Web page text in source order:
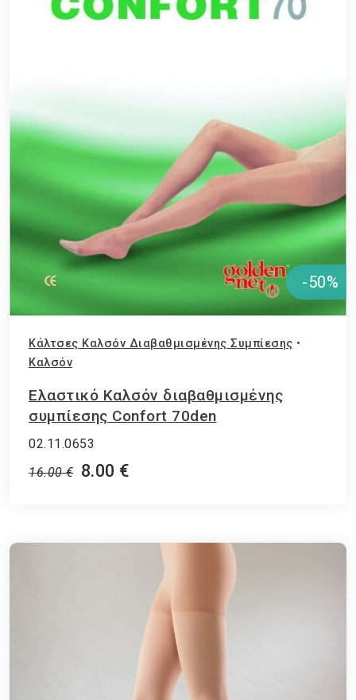
-50%
Κάλτσες Καλσόν Διαβαθμισμένης Συμπίεσης •
Καλσόν
Ελαστικό Καλσόν διαβαθμισμένης
συμπίεσης Confort 70den
02.11.0653
16.00 € 8.00 €